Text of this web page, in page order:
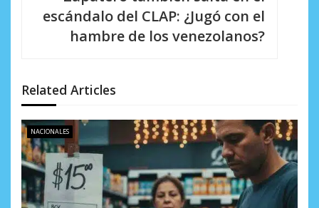
d
e
e
n
t
escándalo del CLAP: ¿Jugó con el
hambre de los venezolanos?
Related Articles
NACIONALES